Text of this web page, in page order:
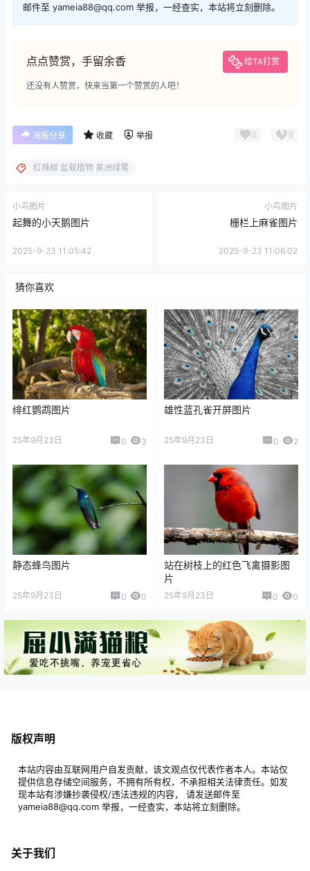
邮件至 yameia88@qq.com 举报，一经查实，本站将立刻删除。
点点赞赏，手留余香 给TA打赏
还没有人赞赏，快来当第一个赞赏的人吧！
海报分享 收藏 举报 0 0
红辣椒 盆栽植物 美洲绿鹭
小鸟图片
起舞的小天鹅图片
2025-9-23 11:05:42
小鸟图片
栅栏上麻雀图片
2025-9-23 11:06:02
猜你喜欢
绯红鹦鹉图片
25年9月23日 0 3
雄性蓝孔雀开屏图片
25年9月23日 0 2
静态蜂鸟图片
25年9月23日 0 0
站在树枝上的红色飞禽摄影图
片
25年9月23日 0 0
版权声明
本站内容由互联网用户自发贡献，该文观点仅代表作者本人。本站仅
提供信息存储空间服务，不拥有所有权，不承担相关法律责任。如发
现本站有涉嫌抄袭侵权/违法违规的内容， 请发送邮件至
yameia88@qq.com 举报，一经查实，本站将立刻删除。
关于我们